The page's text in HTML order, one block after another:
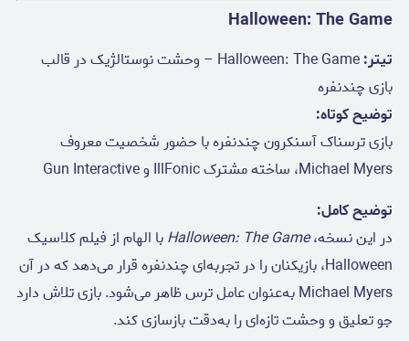
Halloween: The Game
تیتر:
Halloween: The Game – وحشت نوستالژیک در قالب
بازی چندنفره
توضیح کوتاه:
بازی ترسناک آسنکرون چندنفره با حضور شخصیت معروف
Michael Myers، ساخته مشترک IllFonic و Gun Interactive
توضیح کامل:
در این نسخه،Halloween: The Gameبا الهام از فیلم کلاسیک
Halloween، بازیکنان را در تجربه‌ای چندنفره قرار می‌دهد که در آن
Michael Myers به‌عنوان عامل ترس ظاهر می‌شود. بازی تلاش دارد
جو تعلیق و وحشت تازه‌ای را به‌دقت بازسازی کند.